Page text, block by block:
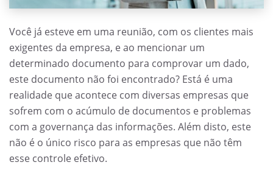
Você já esteve em uma reunião, com os clientes mais
exigentes da empresa, e ao mencionar um
determinado documento para comprovar um dado,
este documento não foi encontrado? Está é uma
realidade que acontece com diversas empresas que
sofrem com o acúmulo de documentos e problemas
com a governança das informações. Além disto, este
não é o único risco para as empresas que não têm
esse controle efetivo.